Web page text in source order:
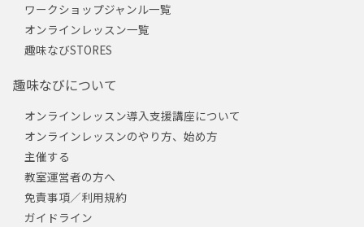
ワークショップジャンル一覧
オンラインレッスン一覧
趣味なびSTORES
趣味なびについて
オンラインレッスン導入支援講座について
オンラインレッスンのやり方、始め方
主催する
教室運営者の方へ
免責事項／利用規約
ガイドライン